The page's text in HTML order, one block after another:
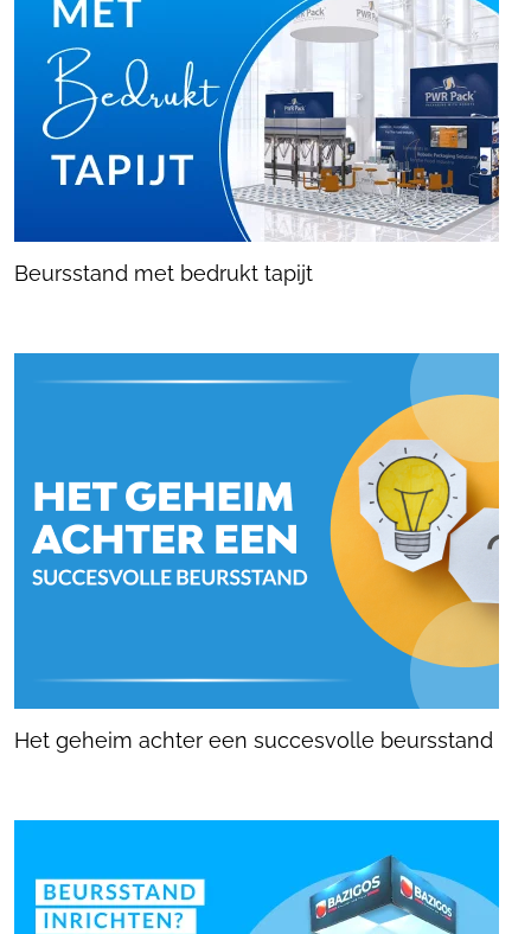
Beursstand met bedrukt tapijt
Het geheim achter een succesvolle beursstand